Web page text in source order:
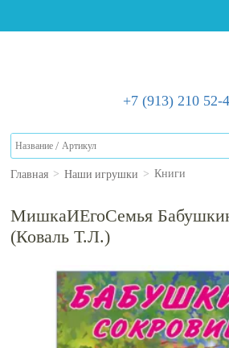
+7 (913) 210 52-
Главная > Наши игрушки > Книги
МишкаИЕгоСемья
(Коваль Т.Л.)